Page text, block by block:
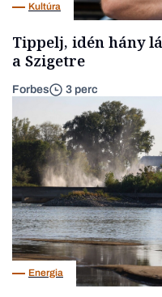
Kultúra
Tippelj, idén hány
a Szigetre
Forbes 3 perc
Energia